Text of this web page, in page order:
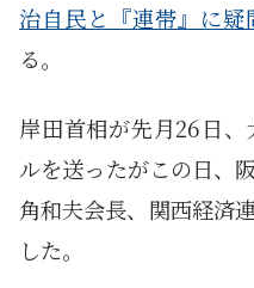
治自民と『連帯』に疑
る。
岸田首相が先月26日
ルを送ったがこの日、
角和夫会長、関西経済
した。